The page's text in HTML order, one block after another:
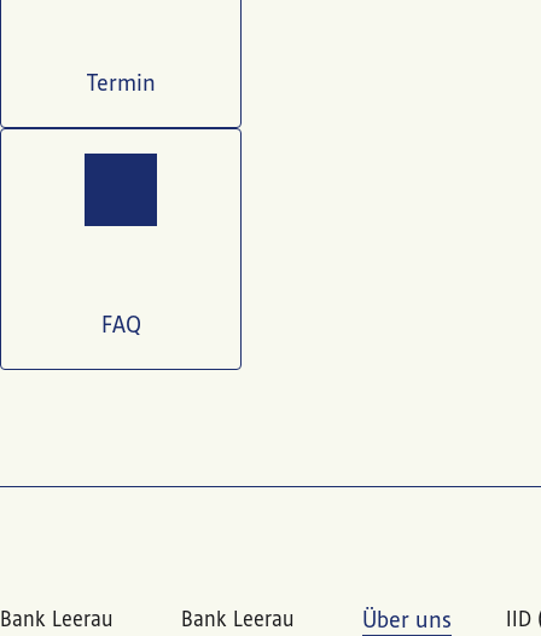
Termin
FAQ
Bank Leerau
Bank Leerau
Über uns